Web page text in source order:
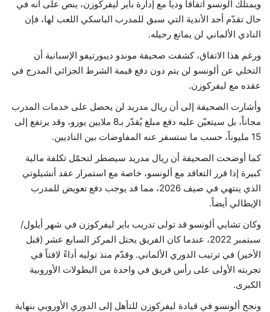
ويمتلك ألونسو اتفاقاً ودياً مع إدارة باير ليفركوزن، ينص على أنه في
حال تقدّم أحد الأندية التي سبق للمدرب الباسكي اللعب لها، فإن
النادي الألماني لن يمانع رحيله.
ورغم هذا الاتفاق، كشفت صحيفة موندو ديبورتيفو الإسبانية أن
التخلي عن ألونسو لن يتم دون دفع قيمة الشرط الجزائي المدرج في
عقده مع ليفركوزن.
وأشارت الصحيفة إلى أن ريال مدريد لن يحصل على خدمات المدرب
مجاناً، بل سيتعيّن عليه دفع مبلغ يُقدّر بـ8 ملايين يورو، وقد يرتفع إلى
15 مليوناً، حسب ما ستسفر عنه المفاوضات بين الناديين.
كما أوضحت الصحيفة أن ريال مدريد سيضطر لتحمّل تكلفة مالية
كبيرة إذا قرر التعاقد مع ألونسو، خاصة مع استمرار عقد أنشيلوتي
الذي ينتهي في صيف 2026، مما قد يوجب دفع تعويض للمدرب
الإيطالي أيضاً.
وكان تشابي ألونسو قد تولى تدريب باير ليفركوزن في شهر أيلول/
سبتمبر 2022، عندما كان الفريق يحتل المركز السابع عشر (قبل
الأخير) في ترتيب الدوري الألماني. وقدّم منذ توليه أداءً لافتاً في
تجربته الأولى على رأس فريق في واحدة من البطولات الأوروبية
الكبرى.
ونجح ألونسو في قيادة ليفركوزن للتأهل إلى الدوري الأوروبي بنهاية